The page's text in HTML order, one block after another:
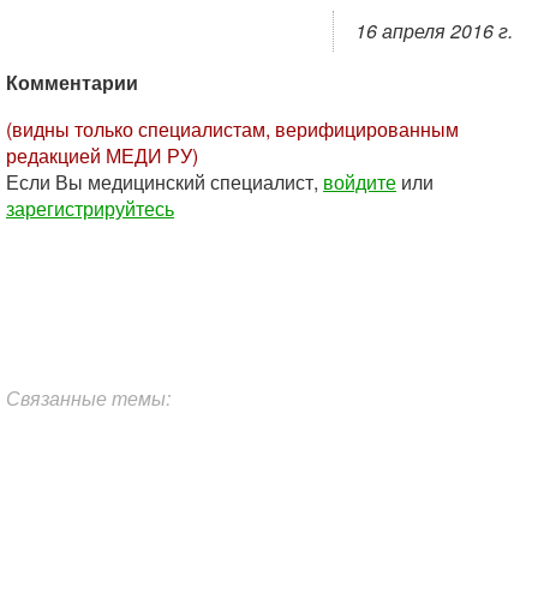
16 апреля 2016 г.
Комментарии
(видны только специалистам, верифицированным
редакцией МЕДИ РУ)
Если Вы медицинский специалист, войдите или
зарегистрируйтесь
Связанные темы: